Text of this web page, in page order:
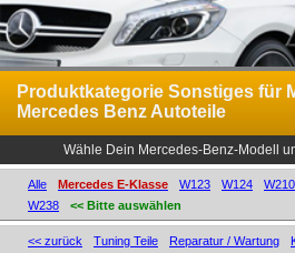
Produktkategorie Sonstiges für
Mercedes Benz Autoteile
Wähle Dein Mercedes-Benz-Modell
Alle Mercedes E-Klasse W123 W124 W210
W238
<< Bitte auswählen
<< zurück Tuning Teile Reparatur / Wartung